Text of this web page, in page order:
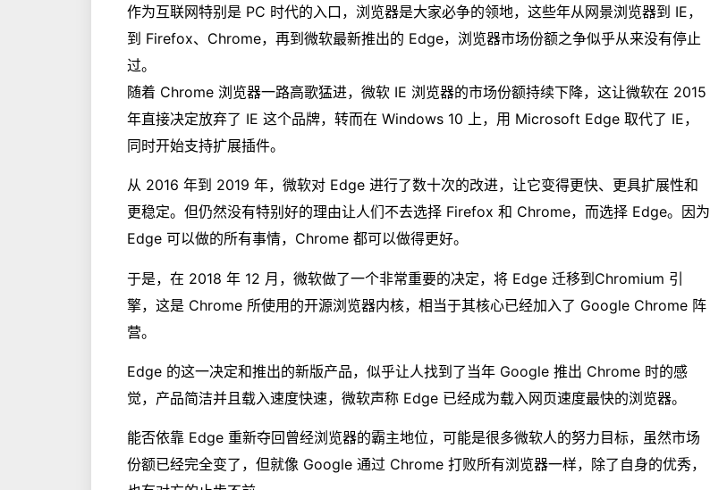
作为互联网特别是 PC 时代的入口，浏览器是大家必争的领地，这些年从网景浏览器到 IE，
到 Firefox、Chrome，再到微软最新推出的 Edge，浏览器市场份额之争似乎从来没有停止
过。
随着 Chrome 浏览器一路高歌猛进，微软 IE 浏览器的市场份额持续下降，这让微软在 2015
年直接决定放弃了 IE 这个品牌，转而在 Windows 10 上，用 Microsoft Edge 取代了 IE，
同时开始支持扩展插件。
从 2016 年到 2019 年，微软对 Edge 进行了数十次的改进，让它变得更快、更具扩展性和
更稳定。但仍然没有特别好的理由让人们不去选择 Firefox 和 Chrome，而选择 Edge。因为
Edge 可以做的所有事情，Chrome 都可以做得更好。
于是，在 2018 年 12 月，微软做了一个非常重要的决定，将 Edge 迁移到Chromium 引
擎，这是 Chrome 所使用的开源浏览器内核，相当于其核心已经加入了 Google Chrome 阵
营。
Edge 的这一决定和推出的新版产品，似乎让人找到了当年 Google 推出 Chrome 时的感
觉，产品简洁并且载入速度快速，微软声称 Edge 已经成为载入网页速度最快的浏览器。
能否依靠 Edge 重新夺回曾经浏览器的霸主地位，可能是很多微软人的努力目标，虽然市场
份额已经完全变了，但就像 Google 通过 Chrome 打败所有浏览器一样，除了自身的优秀，